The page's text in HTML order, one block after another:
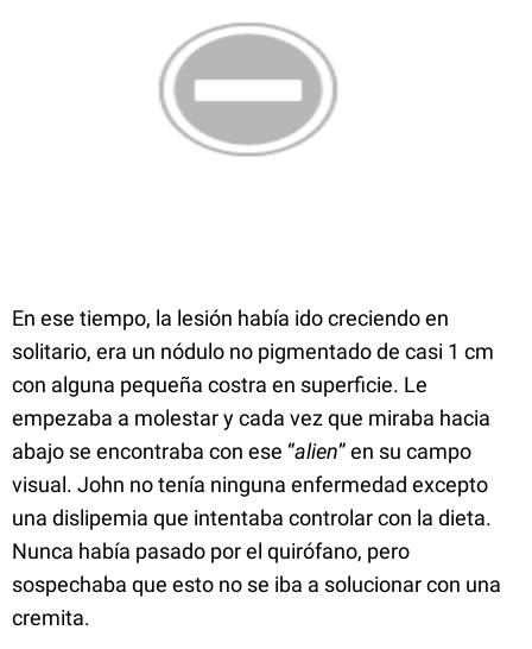
En ese tiempo, la lesión había ido creciendo en
solitario, era un nódulo no pigmentado de casi 1 cm
con alguna pequeña costra en superficie. Le
empezaba a molestar y cada vez que miraba hacia
abajo se encontraba con ese “alien” en su campo
visual. John no tenía ninguna enfermedad excepto
una dislipemia que intentaba controlar con la dieta.
Nunca había pasado por el quirófano, pero
sospechaba que esto no se iba a solucionar con una
cremita.